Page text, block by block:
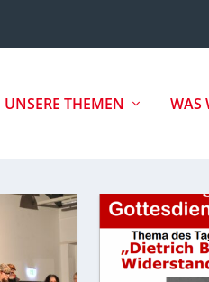
UNSERE THEMEN WAS